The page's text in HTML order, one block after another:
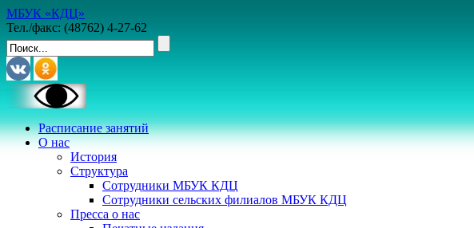
МБУК «КДЦ»
Тел./факс: (48762) 4-27-62
Расписание занятий
О нас
История
Структура
Сотрудники МБУК КДЦ
Сотрудники сельских филиалов МБУК КДЦ
Пресса о нас